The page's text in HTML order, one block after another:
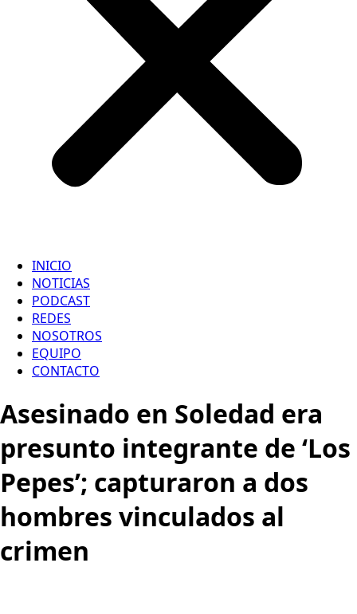
INICIO
NOTICIAS
PODCAST
REDES
NOSOTROS
EQUIPO
CONTACTO
Asesinado en Soledad era
presunto integrante de ‘Los
Pepes’; capturaron a dos
hombres vinculados al
crimen